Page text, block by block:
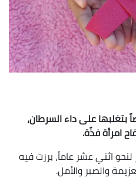
على داء السرطان،
امرأة فذّة.
اثني عشر عاماً، برزت فيه
والصبر والأمل.